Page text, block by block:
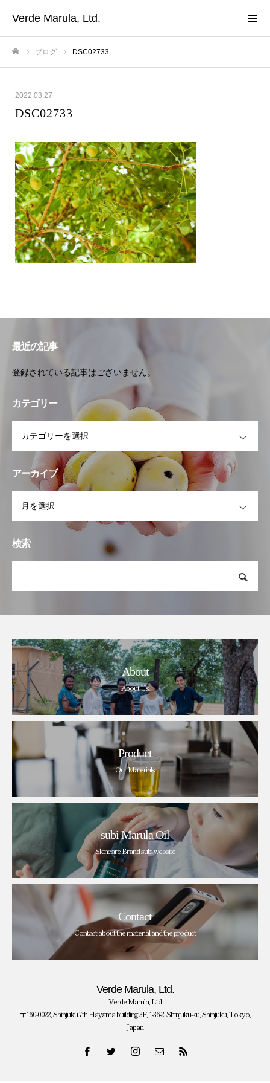
Verde Marula, Ltd.
ブログ DSC02733
2022.03.27
DSC02733
最近の記事
登録されている記事はございません。
カテゴリー
アーカイブ
検索
About
About Us
Product
Our Materials
subi Marula Oil
Skincare Brand subi website
Contact
Contact about the material and the product
Verde Marula, Ltd.
Verde Marula, Ltd
〒160-0022, Shinjuku 7th Hayama building 3F, 1-36-2, Shinjuku-ku, Shinjuku, Tokyo,
Japan